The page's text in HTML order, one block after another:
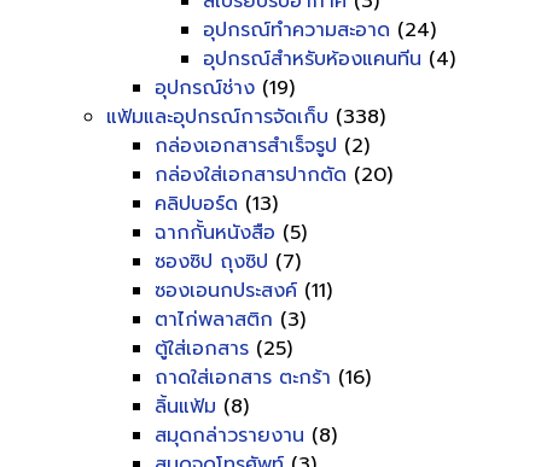
อุปกรณ์ทำความสะอาด (24)
อุปกรณ์สำหรับห้องแคนทีน (4)
อุปกรณ์ช่าง (19)
แฟ้มและอุปกรณ์การจัดเก็บ (338)
กล่องเอกสารสำเร็จรูป (2)
กล่องใส่เอกสารปากตัด (20)
คลิปบอร์ด (13)
ฉากกั้นหนังสือ (5)
ซองซิป ถุงซิป (7)
ซองเอนกประสงค์ (11)
ตาไก่พลาสติก (3)
ตู้ใส่เอกสาร (25)
ถาดใส่เอกสาร ตะกร้า (16)
ลิ้นแฟ้ม (8)
สมุดกล่าวรายงาน (8)